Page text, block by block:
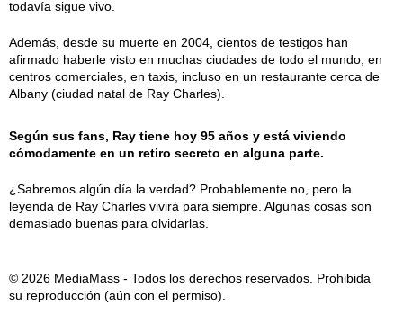
todavía sigue vivo.
Además, desde su muerte en 2004, cientos de testigos han
afirmado haberle visto en muchas ciudades de todo el mundo, en
centros comerciales, en taxis, incluso en un restaurante cerca de
Albany (ciudad natal de Ray Charles).
Según sus fans, Ray tiene hoy 95 años y está viviendo
cómodamente en un retiro secreto en alguna parte.
¿Sabremos algún día la verdad? Probablemente no, pero la
leyenda de Ray Charles vivirá para siempre. Algunas cosas son
demasiado buenas para olvidarlas.
© 2026 MediaMass - Todos los derechos reservados. Prohibida
su reproducción (aún con el permiso).